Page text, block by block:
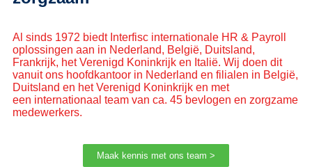
Al sinds 1972 biedt Interfisc internationale HR & Payroll
oplossingen aan in Nederland, België, Duitsland,
Frankrijk, het Verenigd Koninkrijk en Italië. Wij doen dit
vanuit ons hoofdkantoor in Nederland en filialen in België,
Duitsland en het Verenigd Koninkrijk en met
een internationaal team van ca. 45 bevlogen en zorgzame
medewerkers.
Maak kennis met ons team >